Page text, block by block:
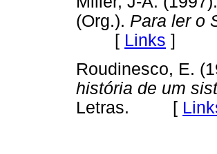
(Org.). Para ler o
[ Links ]
Roudinesco, E.
história de um
Letras. [